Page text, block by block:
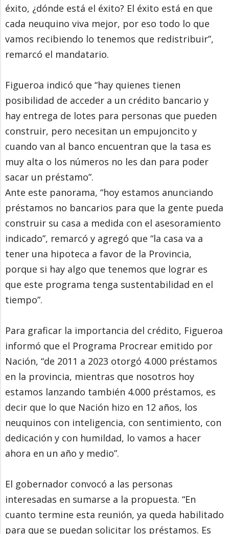
éxito, ¿dónde está el éxito? El éxito está en que
cada neuquino viva mejor, por eso todo lo que
vamos recibiendo lo tenemos que redistribuir”,
remarcó el mandatario.
Figueroa indicó que “hay quienes tienen
posibilidad de acceder a un crédito bancario y
hay entrega de lotes para personas que pueden
construir, pero necesitan un empujoncito y
cuando van al banco encuentran que la tasa es
muy alta o los números no les dan para poder
sacar un préstamo”.
Ante este panorama, “hoy estamos anunciando
préstamos no bancarios para que la gente pueda
construir su casa a medida con el asesoramiento
indicado”, remarcó y agregó que “la casa va a
tener una hipoteca a favor de la Provincia,
porque si hay algo que tenemos que lograr es
que este programa tenga sustentabilidad en el
tiempo”.
Para graficar la importancia del crédito, Figueroa
informó que el Programa Procrear emitido por
Nación, “de 2011 a 2023 otorgó 4.000 préstamos
en la provincia, mientras que nosotros hoy
estamos lanzando también 4.000 préstamos, es
decir que lo que Nación hizo en 12 años, los
neuquinos con inteligencia, con sentimiento, con
dedicación y con humildad, lo vamos a hacer
ahora en un año y medio”.
El gobernador convocó a las personas
interesadas en sumarse a la propuesta. “En
cuanto termine esta reunión, ya queda habilitado
para que se puedan solicitar los préstamos. Es